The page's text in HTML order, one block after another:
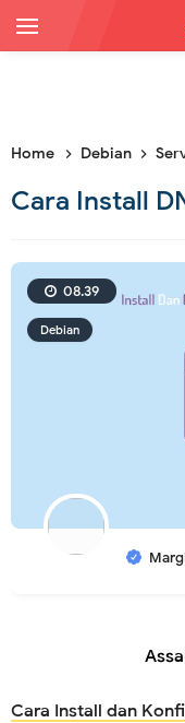
Home Debian
Cara Install
Debian
08.39
Cara Install dan